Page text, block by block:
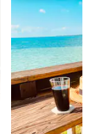
ರೇಟಿಂಗ್, 108